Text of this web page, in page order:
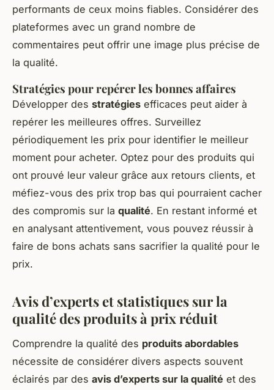
performants de ceux moins fiables. Considérer des
plateformes avec un grand nombre de
commentaires peut offrir une image plus précise de
la qualité.
Stratégies pour repérer les bonnes affaires
Développer des stratégies efficaces peut aider à
repérer les meilleures offres. Surveillez
périodiquement les prix pour identifier le meilleur
moment pour acheter. Optez pour des produits qui
ont prouvé leur valeur grâce aux retours clients, et
méfiez-vous des prix trop bas qui pourraient cacher
des compromis sur la qualité. En restant informé et
en analysant attentivement, vous pouvez réussir à
faire de bons achats sans sacrifier la qualité pour le
prix.
Avis d’experts et statistiques sur la
qualité des produits à prix réduit
Comprendre la qualité des produits abordables
nécessite de considérer divers aspects souvent
éclairés par des avis d’experts sur la qualité et des